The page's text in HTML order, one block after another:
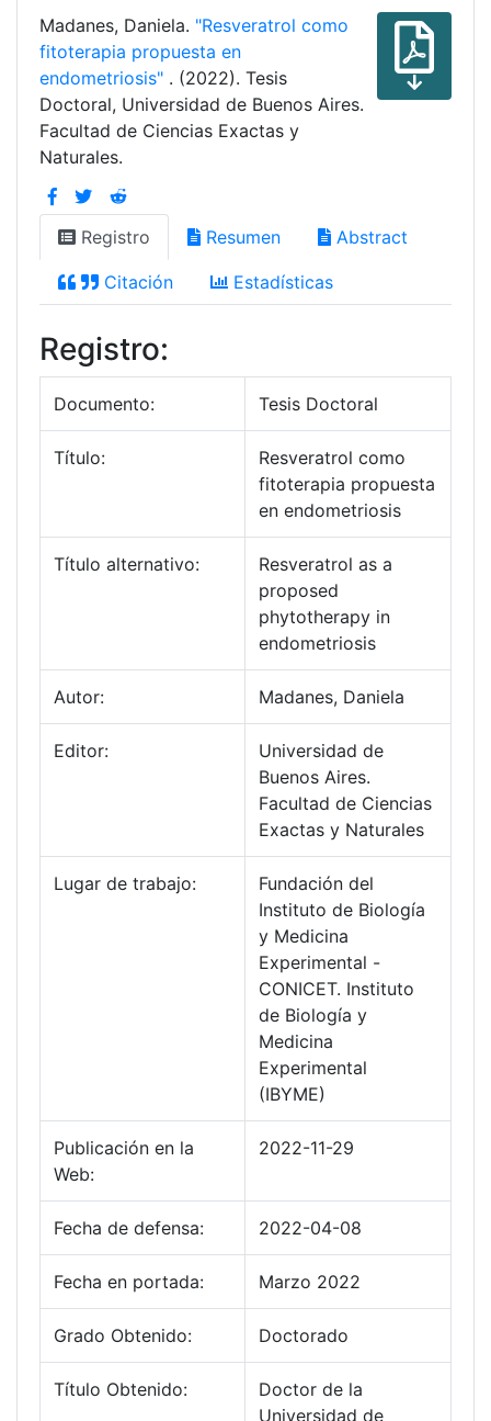
Madanes, Daniela. "Resveratrol como
fitoterapia propuesta en
endometriosis" . (2022). Tesis
Doctoral, Universidad de Buenos Aires.
Facultad de Ciencias Exactas y
Naturales.
Registro Resumen Abstract
Citación Estadísticas
Registro:
Documento: Tesis Doctoral
Título:
Resveratrol como
fitoterapia propuesta
en endometriosis
Título alternativo:
Resveratrol as a
proposed
phytotherapy in
endometriosis
Autor: Madanes, Daniela
Editor:
Universidad de
Buenos Aires.
Facultad de Ciencias
Exactas y Naturales
Lugar de trabajo:
Fundación del
Instituto de Biología
y Medicina
Experimental -
CONICET. Instituto
de Biología y
Medicina
Experimental
(IBYME)
Publicación en la
Web:
2022-11-29
Fecha de defensa: 2022-04-08
Fecha en portada: Marzo 2022
Grado Obtenido: Doctorado
Título Obtenido:
Doctor de la
Universidad de